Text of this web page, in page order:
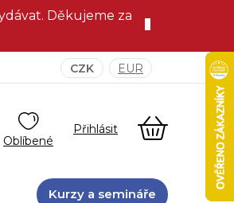
Děkujeme za
CZK EUR
NÁKUPNÍ
KOŠÍK
Kurzy a semináře